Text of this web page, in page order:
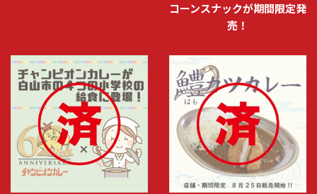
コーンスナックが期間限定発
売！